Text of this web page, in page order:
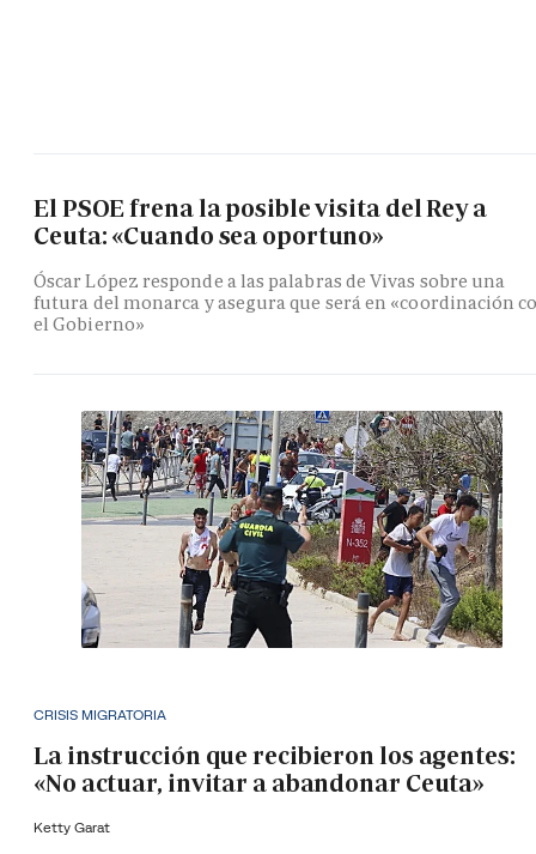
El PSOE frena la posible visita del Rey a
Ceuta: «Cuando sea oportuno»
Óscar López responde a las palabras de Vivas sobre una
futura del monarca y asegura que será en «coordinación
el Gobierno»
CRISIS MIGRATORIA
La instrucción que recibieron los agentes:
«No actuar, invitar a abandonar Ceuta»
Ketty Garat